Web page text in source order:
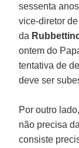
sessenta
vice-diretor
da
ontem do
tentativa de
deve ser
Por outro
não precisa
consiste